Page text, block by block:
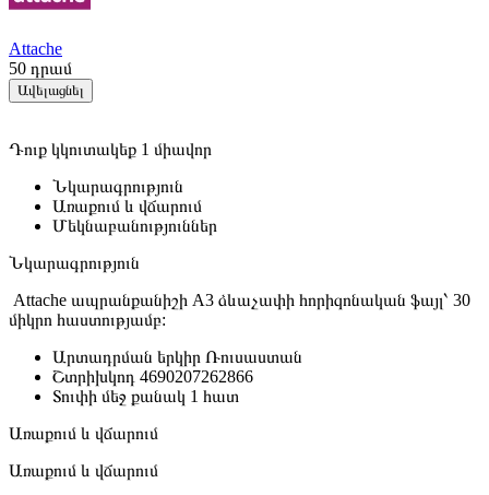
Attache
50 դրամ
Ավելացնել
Դուք կկուտակեք 1 միավոր
Նկարագրություն
Առաքում և վճարում
Մեկնաբանություններ
Նկարագրություն
Attache ապրանքանիշի A3 ձևաչափի հորիզոնական ֆայլ՝ 30
միկրո հաստությամբ:
Արտադրման երկիր Ռուսաստան
Շտրիխկոդ 4690207262866
Տուփի մեջ քանակ 1 հատ
Առաքում և վճարում
Առաքում և վճարում